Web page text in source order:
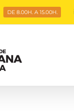
DE 8.00H. A 15.00H.